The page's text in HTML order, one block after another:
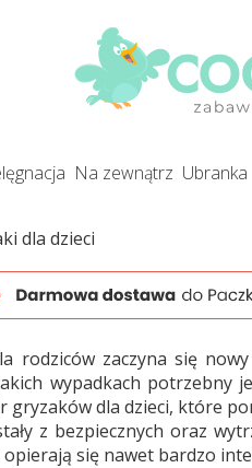
na zewnątrz ubranka
dla dzieci
rodziców zaczyna się
wypadkach potrzebny
dla dzieci, które
z bezpiecznych oraz
się nawet bardzo